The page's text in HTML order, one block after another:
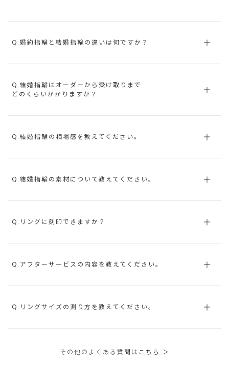
Q.婚約指輪と結婚指輪の違いは何ですか？
Q.結婚指輪はオーダーから受け取りまで
どのくらいかかりますか？
Q.結婚指輪の相場感を教えてください。
Q.結婚指輪の素材について教えてください。
Q.リングに刻印できますか？
Q.アフターサービスの内容を教えてください。
Q.リングサイズの測り方を教えてください。
その他のよくある質問は こちら ＞